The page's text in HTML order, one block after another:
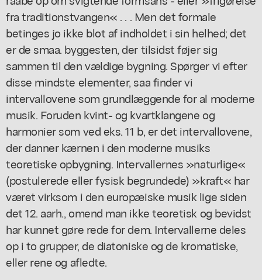
fra traditionstvangen« . . . Men det formale
betinges jo ikke blot af indholdet i sin helhed; det
er de smaa. byggesten, der tilsidst føjer sig
sammen til den vældige bygning. Spørger vi efter
disse mindste elementer, saa finder vi
intervallovene som grundlæggende for al moderne
musik. Foruden kvint- og kvartklangene og
harmonier som ved eks. 11 b, er det intervallovene,
der danner kærnen i den moderne musiks
teoretiske opbygning. Intervallernes »naturlige«
(postulerede eller fysisk begrundede) »kraft« har
været virksom i den europæiske musik lige siden
det 12. aarh., omend man ikke teoretisk og bevidst
har kunnet gøre rede for dem. Intervallerne deles
op i to grupper, de diatoniske og de kromatiske,
eller rene og afledte.